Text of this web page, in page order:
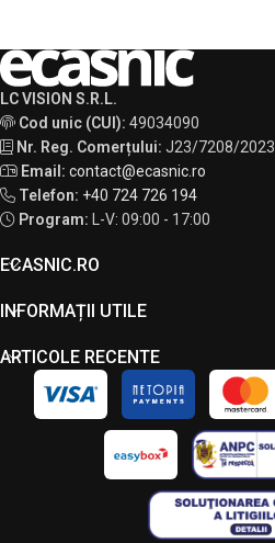
LC VISION S.R.L.
Cod unic (CUI): 49034090
Nr. Reg. Comerțului: J23/7208/2023
Email: contact@ecasnic.ro
Telefon: +40 724 726 194
Program:
L-V: 09:00 - 17:00
ECASNIC.RO
INFORMAȚII UTILE
ARTICOLE RECENTE